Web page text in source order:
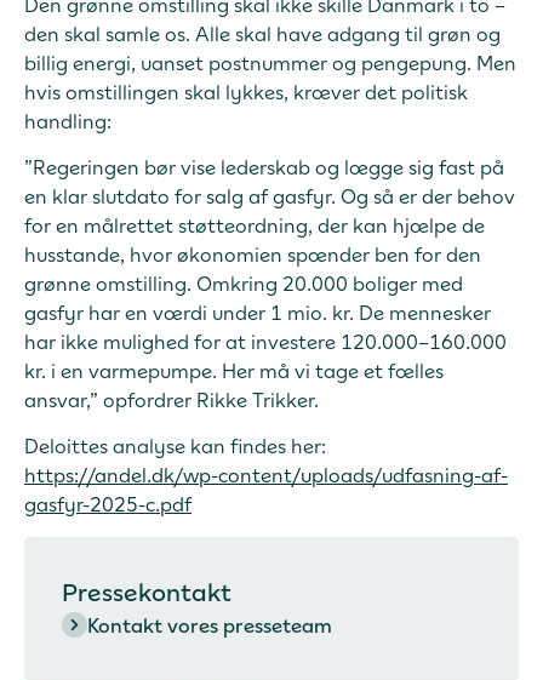
den skal samle os. Alle skal have adgang til grøn og
billig energi, uanset postnummer og pengepung. Men
hvis omstillingen skal lykkes, kræver det politisk
handling:
”Regeringen bør vise lederskab og lægge sig fast på
en klar slutdato for salg af gasfyr. Og så er der behov
for en målrettet støtteordning, der kan hjælpe de
husstande, hvor økonomien spænder ben for den
grønne omstilling. Omkring 20.000 boliger med
gasfyr har en værdi under 1 mio. kr. De mennesker
har ikke mulighed for at investere 120.000–160.000
kr. i en varmepumpe. Her må vi tage et fælles
ansvar,” opfordrer Rikke Trikker.
Deloittes analyse kan findes her:
https://andel.dk/wp-content/uploads/udfasning-af-
gasfyr-2025-c.pdf
Pressekontakt
Kontakt vores presseteam